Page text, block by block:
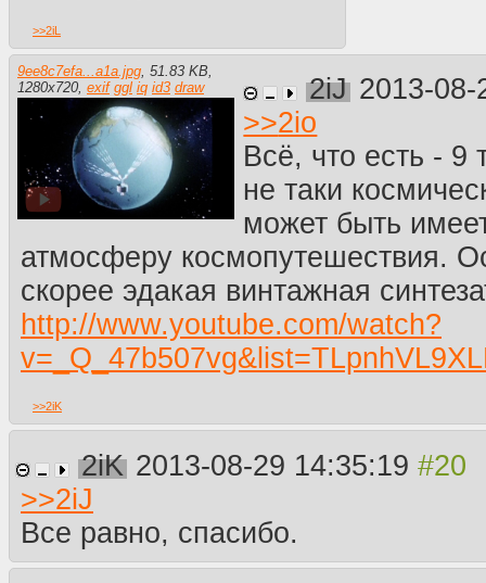
>>2iL
9ee8c7efa...a1a.jpg 51.83 KB
1280x720 exif ggl iq id3 draw 2iJ 2013-
>>2io
Всё, что есть - 9
не таки
может быть
атмосферу космопутешествия.
скорее эдакая винтажная
http://www.youtube.com/watch?
>>2iK
2iK 2013-08-29 14:35:19
>>2iJ
Все равно, спасибо.